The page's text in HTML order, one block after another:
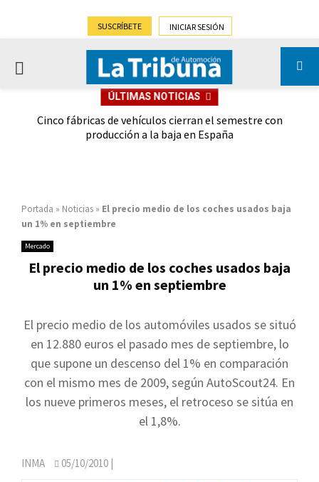
SUSCRÍBETE INICIAR SESIÓN
PRIMARY
ÚLTIMAS NOTICIAS
Cinco fábricas de vehículos cierran el semestre con
producción a la baja en España
Portada » Noticias » El precio medio de los coches usados baja
un 1% en septiembre
Mercado
El precio medio de los coches usados baja
un 1% en septiembre
El precio medio de los automóviles usados se situó
en 12.880 euros el pasado mes de septiembre, lo
que supone un descenso del 1% en comparación
con el mismo mes de 2009, según AutoScout24. En
los nueve primeros meses, el retroceso se sitúa en
el 1,8%.
INMA 05/10/2010 |